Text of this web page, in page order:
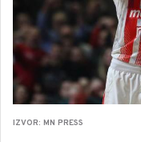
IZVOR: MN PRESS